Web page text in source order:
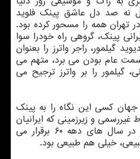
نه صد دل عاشق پینک فلوید
تهران همه را مسحور کرده بود.
پینک، گروهی راه خودرا سوا
گیلمور، راجر واترز را بعنوان
عام بودن می برد، متهم می
گیلمور را بر واترز ترجیح می
کسی این نگاه را به پینک
غیررسمی و زیرزمینی که ایرانیان
با پدیده های فرهنگی جهان در سال های دهه ۶۰ برقرار می
خیلی هم طبیعی بود.